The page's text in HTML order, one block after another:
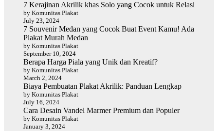
7 Kerajinan Akrilik khas Solo yang Cocok untuk Relasi
by Komunitas Plakat
July 23, 2024
7 Souvenir Medan yang Cocok Buat Event Kamu! Ada
Plakat Murah Medan
by Komunitas Plakat
September 10, 2024
Berapa Harga Piala yang Unik dan Kreatif?
by Komunitas Plakat
March 2, 2024
Biaya Pembuatan Plakat Akrilik: Panduan Lengkap
by Komunitas Plakat
July 16, 2024
Cara Desain Vandel Marmer Premium dan Populer
by Komunitas Plakat
January 3, 2024